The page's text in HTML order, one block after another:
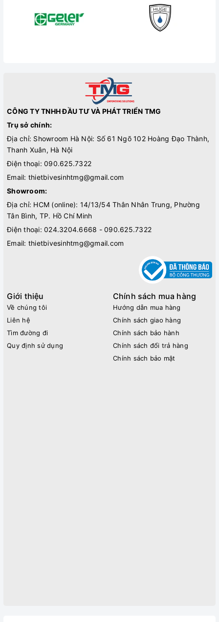
CÔNG TY TNHH ĐẦU TƯ VÀ PHÁT TRIỂN TMG
Trụ sở chính:
Địa chỉ: Showroom Hà Nội: Số 61 Ngõ 102 Hoàng Đạo Thành,
Thanh Xuân, Hà Nội
Điện thoại: 090.625.7322
Email: thietbivesinhtmg@gmail.com
Showroom:
Địa chỉ: HCM (online): 14/13/54 Thân Nhân Trung, Phường
Tân Bình, TP. Hồ Chí Minh
Điện thoại: 024.3204.6668 - 090.625.7322
Email: thietbivesinhtmg@gmail.com
Giới thiệu
Về chúng tôi
Liên hệ
Tìm đường đi
Quy định sử dụng
Chính sách mua hàng
Hướng dẫn mua hàng
Chính sách giao hàng
Chính sách bảo hành
Chính sách đổi trả hàng
Chính sách bảo mật